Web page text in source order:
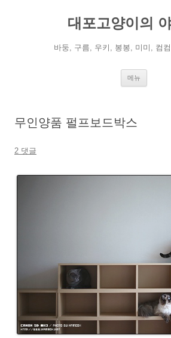
대포고양이의
바둥, 구름, 우키, 봉봉, 미미, 컴
메뉴
무인양품 펄프보드박스
2 댓글